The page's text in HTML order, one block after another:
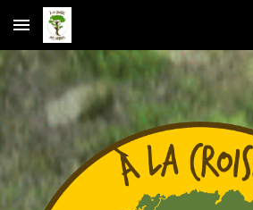
Skip to main content